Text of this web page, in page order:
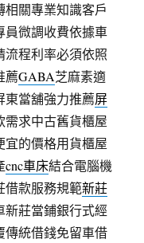
關專業知識客戶
員微調收費依據車
流程利率必須依照
薦GABA芝麻素適
東當舖強力推薦屏
需求中古舊貨櫃屋
宜的價格用貨櫃屋
cnc車床結合電腦機
借款服務規範新莊
新莊當鋪銀行式經
傳統借錢免留車借